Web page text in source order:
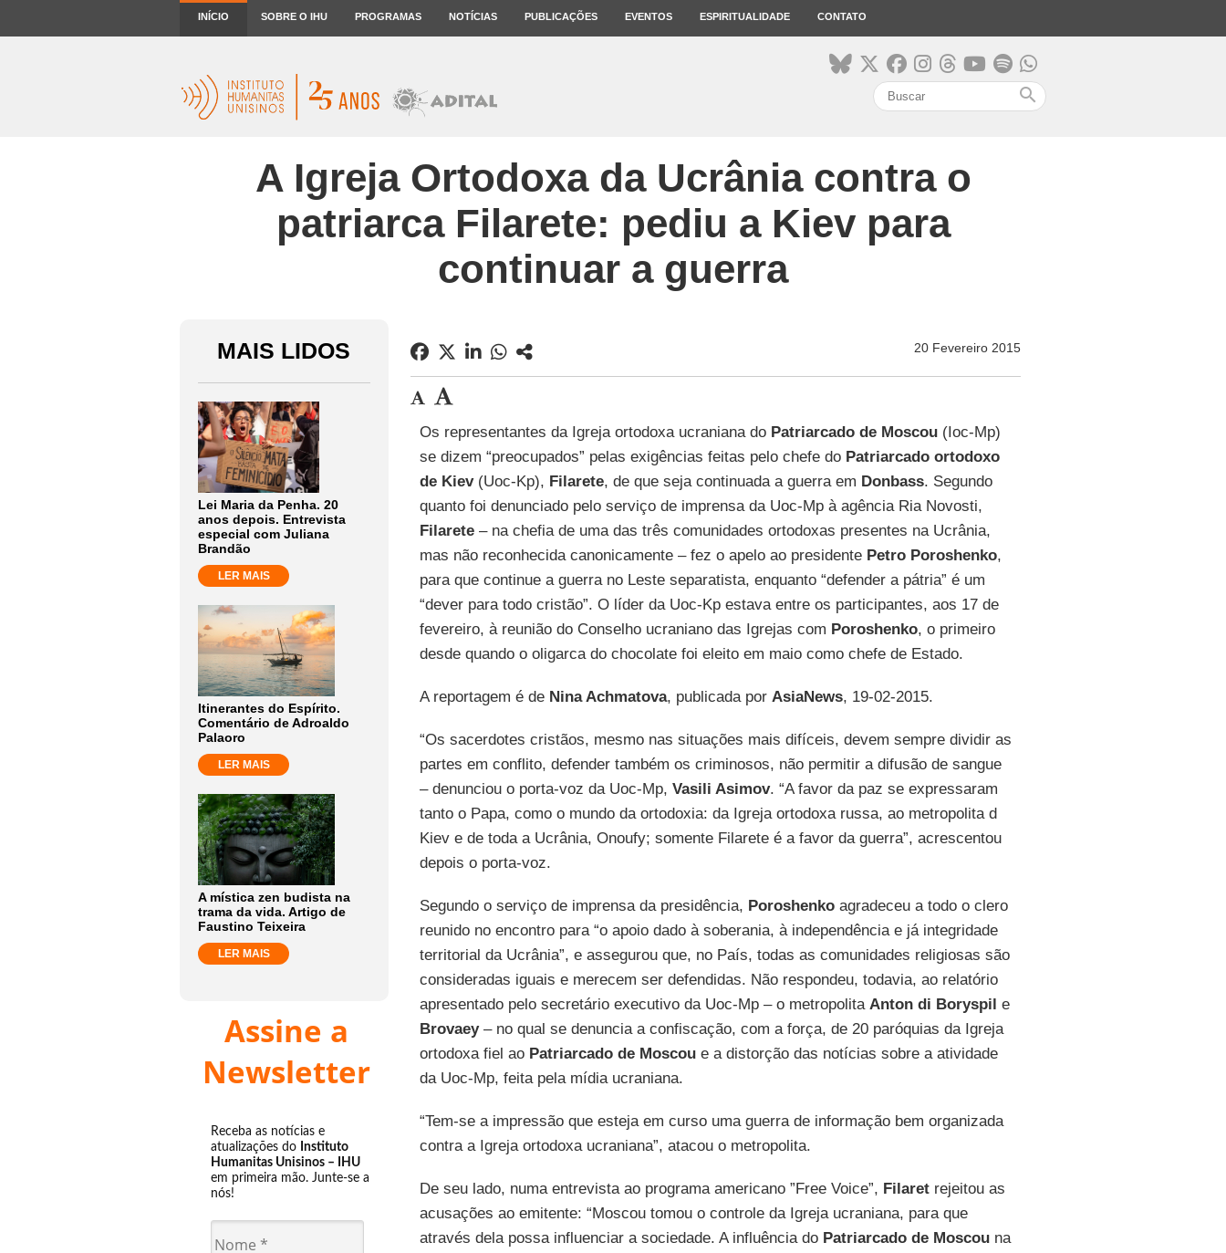
INÍCIO SOBRE O IHU PROGRAMAS NOTÍCIAS PUBLICAÇÕES EVENTOS ESPIRITUALIDADE CONTATO
search
A Igreja Ortodoxa da Ucrânia contra o
patriarca Filarete: pediu a Kiev para
continuar a guerra
MAIS LIDOS
Lei Maria da Penha. 20
anos depois. Entrevista
especial com Juliana
Brandão
LER MAIS
Itinerantes do Espírito.
Comentário de Adroaldo
Palaoro
LER MAIS
A mística zen budista na
trama da vida. Artigo de
Faustino Teixeira
LER MAIS
Assine a
Newsletter
Receba as notícias e
atualizações do Instituto
Humanitas Unisinos – IHU
em primeira mão. Junte-se a
nós!
20 Fevereiro 2015
Os representantes da Igreja ortodoxa ucraniana doPatriarcado de Moscou(Ioc-Mp)
se dizem “preocupados” pelas exigências feitas pelo chefe doPatriarcado ortodoxo
de Kiev(Uoc-Kp), Filarete, de que seja continuada a guerra em Donbass. Segundo
quanto foi denunciado pelo serviço de imprensa da Uoc-Mp à agência Ria Novosti,
Filarete– na chefia de uma das três comunidades ortodoxas presentes na Ucrânia,
mas não reconhecida canonicamente – fez o apelo ao presidente Petro Poroshenko,
para que continue a guerra no Leste separatista, enquanto “defender a pátria” é um
“dever para todo cristão”. O líder da Uoc-Kp estava entre os participantes, aos 17 de
fevereiro, à reunião do Conselho ucraniano das Igrejas com Poroshenko, o primeiro
desde quando o oligarca do chocolate foi eleito em maio como chefe de Estado.
A reportagem é de Nina Achmatova, publicada por AsiaNews, 19-02-2015.
“Os sacerdotes cristãos, mesmo nas situações mais difíceis, devem sempre dividir as
partes em conflito, defender também os criminosos, não permitir a difusão de sangue
– denunciou o porta-voz da Uoc-Mp, Vasili Asimov. “A favor da paz se expressaram
tanto o Papa, como o mundo da ortodoxia: da Igreja ortodoxa russa, ao metropolita d
Kiev e de toda a Ucrânia, Onoufy; somente Filarete é a favor da guerra”, acrescentou
depois o porta-voz.
Segundo o serviço de imprensa da presidência, Poroshenkoagradeceu a todo o clero
reunido no encontro para “o apoio dado à soberania, à independência e já integridade
territorial da Ucrânia”, e assegurou que, no País, todas as comunidades religiosas são
consideradas iguais e merecem ser defendidas. Não respondeu, todavia, ao relatório
apresentado pelo secretário executivo da Uoc-Mp – o metropolita Anton di Boryspil e
Brovaey– no qual se denuncia a confiscação, com a força, de 20 paróquias da Igreja
ortodoxa fiel ao Patriarcado de Moscoue a distorção das notícias sobre a atividade
da Uoc-Mp, feita pela mídia ucraniana.
“Tem-se a impressão que esteja em curso uma guerra de informação bem organizada
contra a Igreja ortodoxa ucraniana”, atacou o metropolita.
De seu lado, numa entrevista ao programa americano ”Free Voice”, Filaretrejeitou as
acusações ao emitente: “Moscou tomou o controle da Igreja ucraniana, para que
através dela possa influenciar a sociedade. A influência do Patriarcado de Moscouna